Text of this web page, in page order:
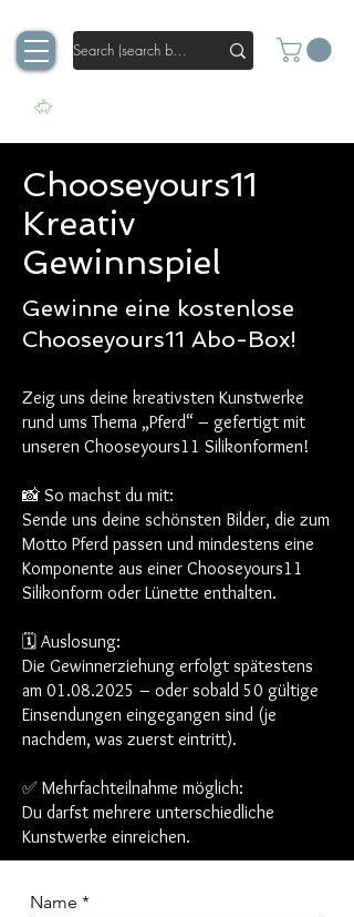
Chooseyours11
Kreativ
Gewinnspiel
Gewinne eine kostenlose
Chooseyours11 Abo-Box!
Zeig uns deine kreativsten Kunstwerke
rund ums Thema „Pferd“ – gefertigt mit
unseren Chooseyours11 Silikonformen!
📸 So machst du mit:
Sende uns deine schönsten Bilder, die zum
Motto Pferd passen und mindestens eine
Komponente aus einer Chooseyours11
Silikonform oder Lünette enthalten.
🗓️ Auslosung:
Die Gewinnerziehung erfolgt spätestens
am 01.08.2025 – oder sobald 50 gültige
Einsendungen eingegangen sind (je
nachdem, was zuerst eintritt).
✅ Mehrfachteilnahme möglich:
Du darfst mehrere unterschiedliche
Kunstwerke einreichen.
Name